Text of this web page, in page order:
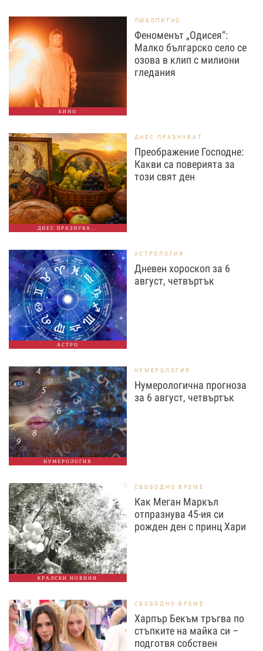
КИНО
ЛЮБОПИТНО
Феноменът „Одисея“:
Малко българско село се
озова в клип с милиони
гледания
ДНЕС ПРАЗНУВА...
ДНЕС ПРАЗНУВАТ
Преображение Господне:
Какви са поверията за
този свят ден
АСТРО
АСТРОЛОГИЯ
Дневен хороскоп за 6
август, четвъртък
НУМЕРОЛОГИЯ
НУМЕРОЛОГИЯ
Нумерологична прогноза
за 6 август, четвъртък
КРАЛСКИ НОВИНИ
СВОБОДНО ВРЕМЕ
Как Меган Маркъл
отпразнува 45-ия си
рожден ден с принц Хари
СВОБОДНО ВРЕМЕ
Харпър Бекъм тръгва по
стъпките на майка си –
подготвя собствен